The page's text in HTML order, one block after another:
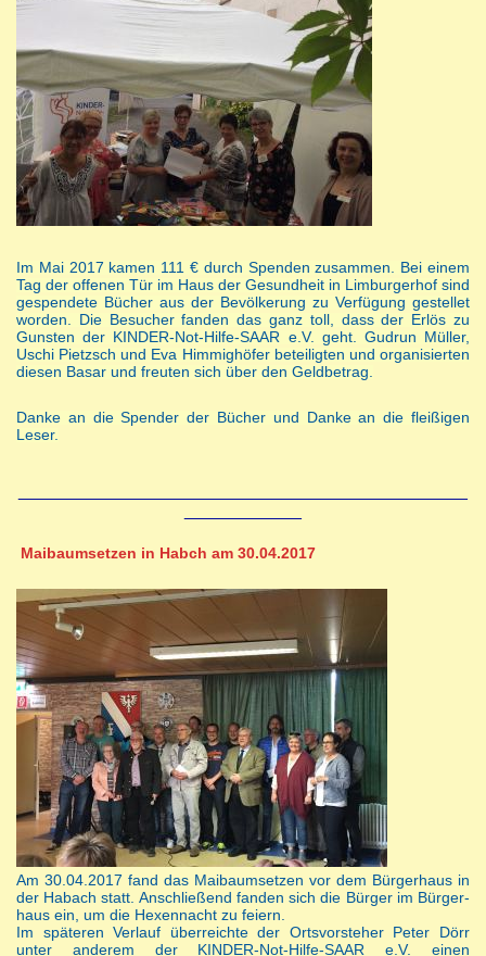
Im Mai 2017 kamen 111 € durch Spenden zusammen. Bei einem
Tag der offenen Tür im Haus der Gesundheit in Limburgerhof sind
gespendete Bücher aus der Bevölkerung zu Verfügung gestellet
worden. Die Besucher fanden das ganz toll, dass der Erlös zu
Gunsten der KINDER-Not-Hilfe-SAAR e.V. geht. Gudrun Müller,
Uschi Pietzsch und Eva Himmighöfer beteiligten und organisierten
diesen Basar und freuten sich über den Geldbetrag.
Danke an die Spender der Bücher und Danke an die fleißigen
Leser.
Maibaumsetzen in Habch am 30.04.2017
Am 30.04.2017 fand das Maibaumsetzen vor dem Bürgerhaus in
der Habach statt. Anschließend fanden sich die Bürger im Bürger-
haus ein, um die Hexennacht zu feiern.
Im späteren Verlauf überreichte der Ortsvorsteher Peter Dörr
unter anderem der KINDER-Not-Hilfe-SAAR e.V. einen